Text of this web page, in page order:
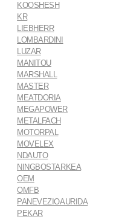
KOOSHESH
KR
LIEBHERR
LOMBARDINI
LUZAR
MANITOU
MARSHALL
MASTER
MEATDORIA
MEGAPOWER
METALFACH
MOTORPAL
MOVELEX
NDAUTO
NINGBOSTARKEA
OEM
OMFB
PANEVEZIOAURIDA
PEKAR